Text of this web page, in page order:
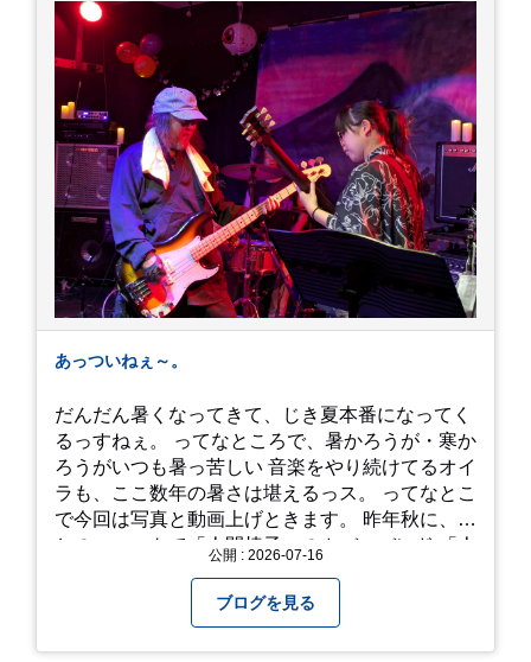
あっついねぇ～。
だんだん暑くなってきて、じき夏本番になってく
るっすねぇ。 ってなところで、暑かろうが・寒か
ろうがいつも暑っ苦しい 音楽をやり続けてるオイ
ラも、ここ数年の暑さは堪えるっス。 ってなとこ
で今回は写真と動画上げときます。 昨年秋に、娘
とのユニットで「人間椅子」のカバーバンド 「人
画にしており、娘のファンからもアップしてくれ
ッ！」とされているので ここだけの公開としま
公開 : 2026-07-16
ブログを見る